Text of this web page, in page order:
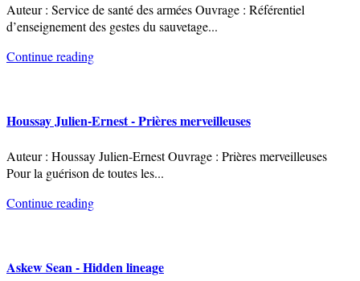
Auteur : Service de santé des armées Ouvrage : Référentiel
d’enseignement des gestes du sauvetage...
Continue reading
Houssay Julien-Ernest - Prières merveilleuses
Auteur : Houssay Julien-Ernest Ouvrage : Prières merveilleuses
Pour la guérison de toutes les...
Continue reading
Askew Sean - Hidden lineage